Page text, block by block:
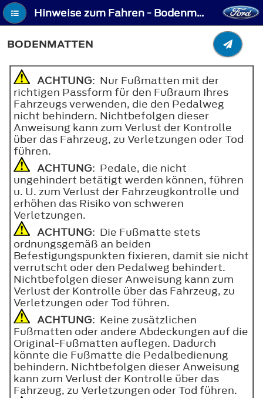
Hinweise zum Fahren - Bodenmatten
BODENMATTEN
ACHTUNG: Nur Fußmatten mit der
richtigen Passform für den Fußraum Ihres
Fahrzeugs verwenden, die den Pedalweg
nicht behindern. Nichtbefolgen dieser
Anweisung kann zum Verlust der Kontrolle
über das Fahrzeug, zu Verletzungen oder Tod
führen.
ACHTUNG: Pedale, die nicht
ungehindert betätigt werden können, führen
u. U. zum Verlust der Fahrzeugkontrolle und
erhöhen das Risiko von schweren
Verletzungen.
ACHTUNG: Die Fußmatte stets
ordnungsgemäß an beiden
Befestigungspunkten fixieren, damit sie nicht
verrutscht oder den Pedalweg behindert.
Nichtbefolgen dieser Anweisung kann zum
Verlust der Kontrolle über das Fahrzeug, zu
Verletzungen oder Tod führen.
ACHTUNG: Keine zusätzlichen
Fußmatten oder andere Abdeckungen auf die
Original-Fußmatten auflegen. Dadurch
könnte die Fußmatte die Pedalbedienung
behindern. Nichtbefolgen dieser Anweisung
kann zum Verlust der Kontrolle über das
Fahrzeug, zu Verletzungen oder Tod führen.